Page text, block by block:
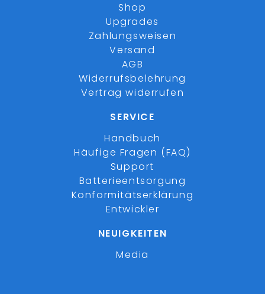
Shop
Upgrades
Zahlungsweisen
Versand
AGB
Widerrufsbelehrung
Vertrag widerrufen
SERVICE
Handbuch
Häufige Fragen (FAQ)
Support
Batterieentsorgung
Konformitätserklärung
Entwickler
NEUIGKEITEN
Media